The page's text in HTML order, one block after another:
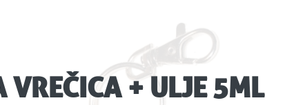
VREČICA + ULJE 5ML